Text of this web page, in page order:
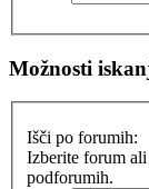
Možnosti
Išči po forumih:
Izberite forum
podforumih.